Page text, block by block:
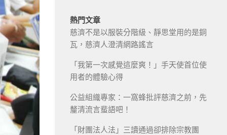
熱門文章
慈濟不是以服裝分階級、靜思堂用的是銅
瓦，慈濟人澄清網路謠言
「我第一次感覺這麼爽！」手天使首位使
用者的體驗心得
公益組織專家：一窩蜂批評慈濟之前，先
釐清流言蜚語吧！
「財團法人法」三讀通過卻排除宗教團